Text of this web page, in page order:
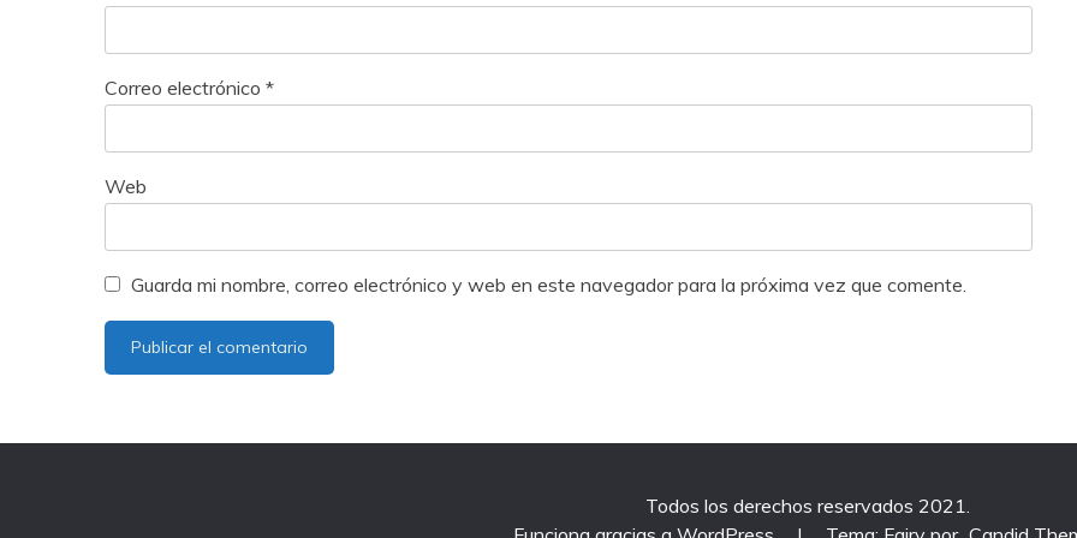
Correo electrónico *
Web
Guarda mi nombre, correo electrónico y web en este navegador para la próxima vez que comente.
Todos los derechos reservados 2021.